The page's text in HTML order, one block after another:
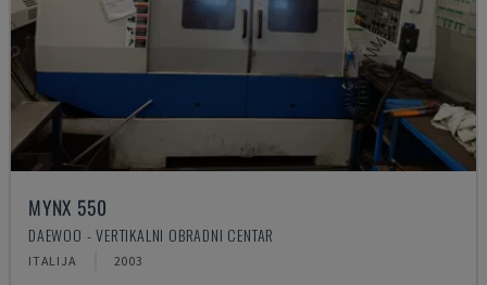
MYNX 550
DAEWOO - VERTIKALNI OBRADNI CENTAR
ITALIJA 2003